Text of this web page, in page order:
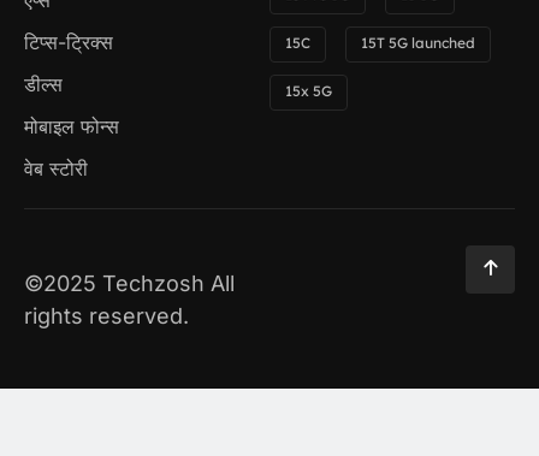
टिप्स-ट्रिक्स
डील्स
मोबाइल फोन्स
वेब स्टोरी
15C 15T 5G launched
15x 5G
©2025 Techzosh All
rights reserved.